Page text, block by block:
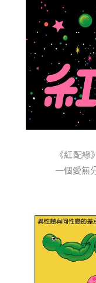
《紅配
一個愛無